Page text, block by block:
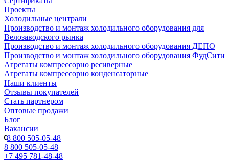
Проекты
Холодильные централи
Производство и монтаж холодильного оборудования для
Велозаводского рынка
Производство и монтаж холодильного оборудования ДЕПО
Производство и монтаж холодильного оборудования ФудСити
Агрегаты компрессорно ресиверные
Агрегаты компрессорно конденсаторные
Наши клиенты
Отзывы покупателей
Стать партнером
Оптовые продажи
Блог
Вакансии
8 800 505-05-48
8 800 505-05-48
+7 495 781-48-48